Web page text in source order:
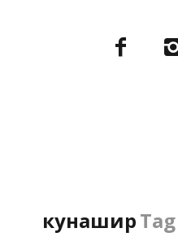
кунаширTag